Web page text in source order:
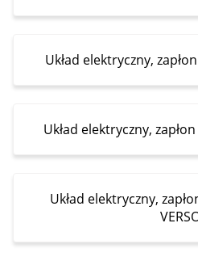
Układ elektryczny,
Układ elektryczny, zapłon
Układ elektryczny,